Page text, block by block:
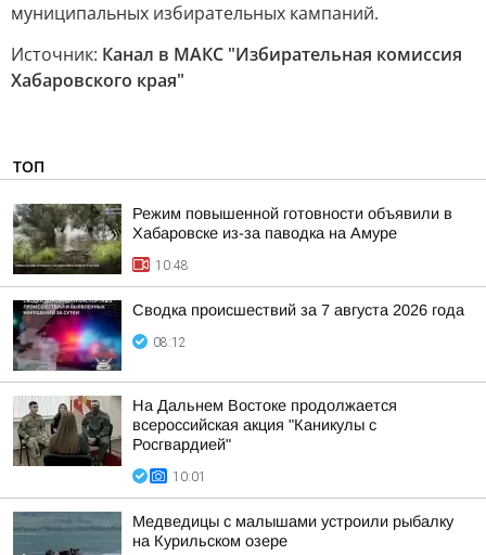
муниципальных избирательных кампаний.
Источник: Канал в МАКС "Избирательная комиссия
Хабаровского края"
ТОП
Режим повышенной готовности объявили в
Хабаровске из-за паводка на Амуре
10:48
Сводка происшествий за 7 августа 2026 года
08:12
На Дальнем Востоке продолжается
всероссийская акция "Каникулы с
Росгвардией"
10:01
Медведицы с малышами устроили рыбалку
на Курильском озере